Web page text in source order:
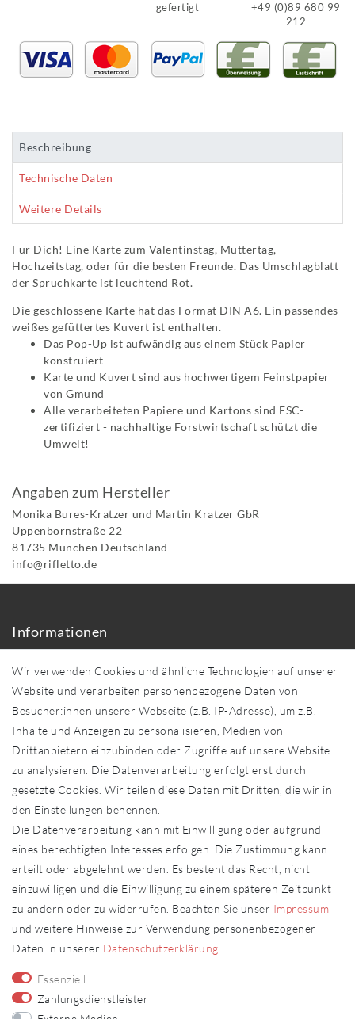
gefertigt
+49 (0)89 680 99
212
Beschreibung
Technische Daten
Weitere Details
Für Dich! Eine Karte zum Valentinstag, Muttertag,
Hochzeitstag, oder für die besten Freunde. Das Umschlagblatt
der Spruchkarte ist leuchtend Rot.
Die geschlossene Karte hat das Format DIN A6. Ein passendes
weißes gefüttertes Kuvert ist enthalten.
Das Pop-Up ist aufwändig aus einem Stück Papier
konstruiert
Karte und Kuvert sind aus hochwertigem Feinstpapier
von Gmund
Alle verarbeiteten Papiere und Kartons sind FSC-
zertifiziert - nachhaltige Forstwirtschaft schützt die
Umwelt!
Angaben zum Hersteller
Monika Bures-Kratzer und Martin Kratzer GbR
Uppenbornstraße 22
81735 München Deutschland
info@rifletto.de
Informationen
Händler in Ihrer Nähe
Sonderanfertigungen
Zahlung und Versand
Shop-Service
Widerrufs­recht
Widerrufs­formular
Impressum
Daten­schutz­erklärung
AGB
Kontakt
Vertrag widerrufen Kontakt
Fachhändler
Fachhändler werden
Wir verwenden Cookies und ähnliche Technologien auf unserer
Website und verarbeiten personenbezogene Daten von
Besucher:innen unserer Webseite (z.B. IP-Adresse), um z.B.
Inhalte und Anzeigen zu personalisieren, Medien von
Drittanbietern einzubinden oder Zugriffe auf unsere Website
zu analysieren. Die Datenverarbeitung erfolgt erst durch
gesetzte Cookies. Wir teilen diese Daten mit Dritten, die wir in
den Einstellungen benennen.
Die Datenverarbeitung kann mit Einwilligung oder aufgrund
eines berechtigten Interesses erfolgen. Die Zustimmung kann
erteilt oder abgelehnt werden. Es besteht das Recht, nicht
einzuwilligen und die Einwilligung zu einem späteren Zeitpunkt
zu ändern oder zu widerrufen. Beachten Sie unser Impressum
und weitere Hinweise zur Verwendung personenbezogener
Daten in unserer Daten­schutz­erklärung
Essenziell
Zahlungsdienstleister